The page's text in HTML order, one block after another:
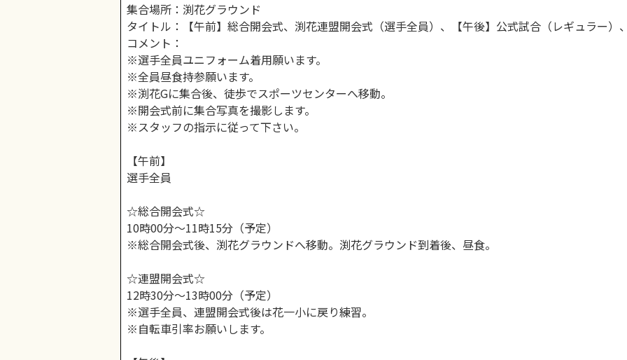
集合場所：渕花グラウンド
タイトル：【午前】総合開会式、渕花連盟開会式（選手全員）、【午後】公式試合（レギュラー）
コメント：
※選手全員ユニフォーム着用願います。
※全員昼食持参願います。
※渕花Gに集合後、徒歩でスポーツセンターへ移動。
※開会式前に集合写真を撮影します。
※スタッフの指示に従って下さい。
【午前】
選手全員
☆総合開会式☆
10時00分〜11時15分（予定）
※総合開会式後、渕花グラウンドへ移動。渕花グラウンド到着後、昼食。
☆連盟開会式☆
12時30分〜13時00分（予定）
※選手全員、連盟開会式後は花一小に戻り練習。
※自転車引率お願いします。